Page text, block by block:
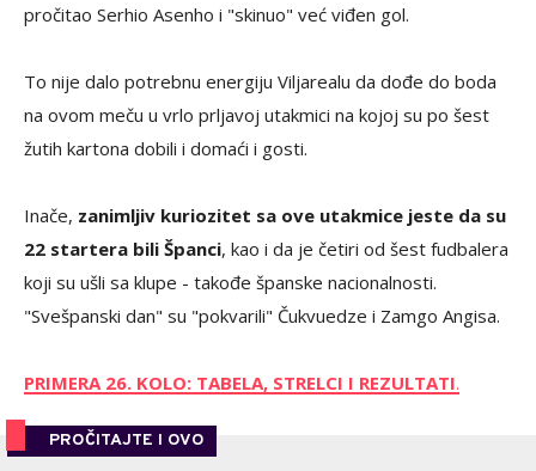
pročitao Serhio Asenho i "skinuo" već viđen gol.
To nije dalo potrebnu energiju Viljarealu da dođe do boda
na ovom meču u vrlo prljavoj utakmici na kojoj su po šest
žutih kartona dobili i domaći i gosti.
Inače, zanimljiv kuriozitet sa ove utakmice jeste da su
22 startera bili Španci, kao i da je četiri od šest fudbalera
koji su ušli sa klupe - takođe španske nacionalnosti.
"Svešpanski dan" su "pokvarili" Čukvuedze i Zamgo Angisa.
PRIMERA 26. KOLO: TABELA, STRELCI I REZULTATI.
PROČITAJTE I OVO